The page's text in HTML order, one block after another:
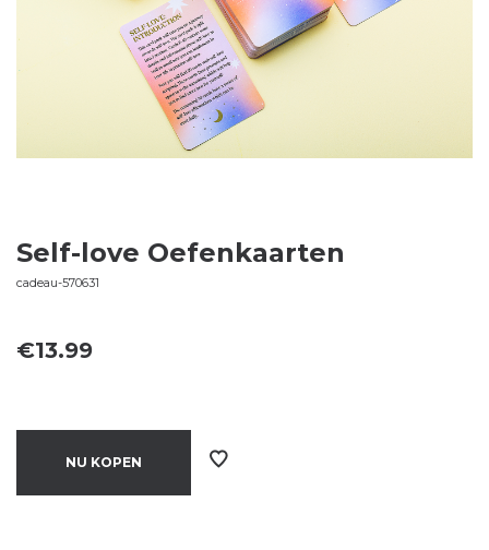
Self-love Oefenkaarten
cadeau-570631
€13.99
NU KOPEN